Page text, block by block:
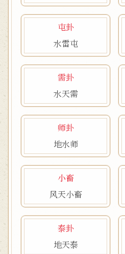
屯卦
水雷屯
需卦
水天需
师卦
地水师
小畜
风天小畜
泰卦
地天泰